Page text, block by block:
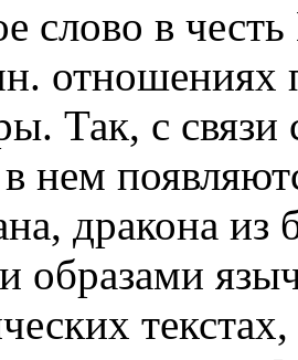
слово в
отношениях
Так, с
в нем
дракона из
образами